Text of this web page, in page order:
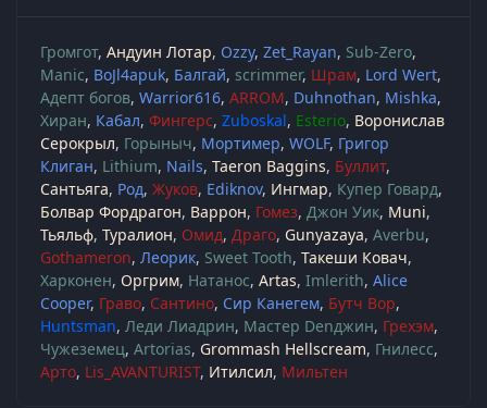
Громгот Андуин Лотар Ozzy Zet_Rayan Sub-Zero
Manic BoJl4apuk Балгай scrimmer Шрам Lord Wert
Адепт богов Warrior616 ARROM Duhnothan Mishka
Хиран Кабал Фингерс Zuboskal Esterio Воронислав
Серокрыл Горыныч Мортимер WOLF Григор
Клиган Lithium Nails Taeron Baggins Буллит
Сантьяга Род Жуков Ediknov Ингмар Купер Говард
Болвар Фордрагон Варрон Гомез Джон Уик Muni
Тьяльф Туралион Омид Драго Gunyazaya Averbu
Gothameron Леорик Sweet Tooth Такеши Ковач
Харконен Оргрим Натанос Artas Imlerith Alice
Cooper Граво Сантино Сир Канегем Бутч Вор
Huntsman Леди Лиадрин Мастер Denджин Грехэм
Чужеземец Artorias Grommash Hellscream Гнилесс
Арто Lis_AVANTURIST Итилсил Мильтен